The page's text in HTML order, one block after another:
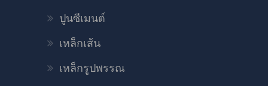
ปูนซีเมนต์
เหล็กเส้น
เหล็กรูปพรรณ